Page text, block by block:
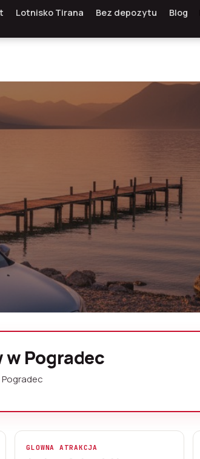
Lotnisko Tirana Bez depozytu Blog
przy
na brzegu
Pogradec
GLOWNA ATRAKCJA